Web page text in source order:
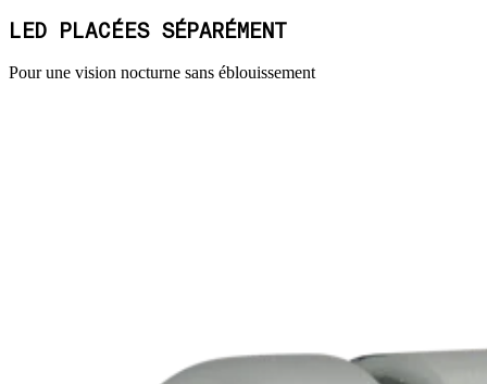
LED PLACÉES SÉPARÉMENT
Pour une vision nocturne sans éblouissement